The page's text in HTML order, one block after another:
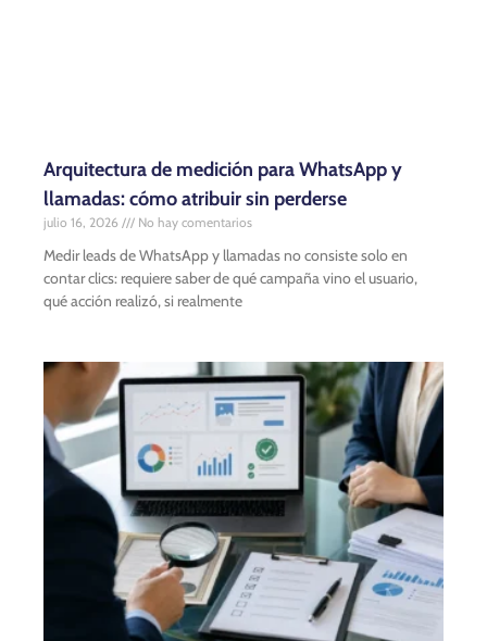
Arquitectura de medición para WhatsApp y
llamadas: cómo atribuir sin perderse
julio 16, 2026 No hay comentarios
Medir leads de WhatsApp y llamadas no consiste solo en
contar clics: requiere saber de qué campaña vino el usuario,
qué acción realizó, si realmente